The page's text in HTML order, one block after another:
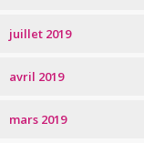
juillet 2019
avril 2019
mars 2019